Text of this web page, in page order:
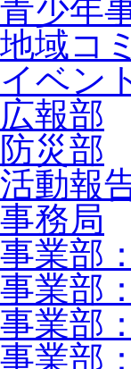
青少年
地域コ
イベン
広報部
防災部
活動報
事務局
事業部
事業部
事業部
事業部